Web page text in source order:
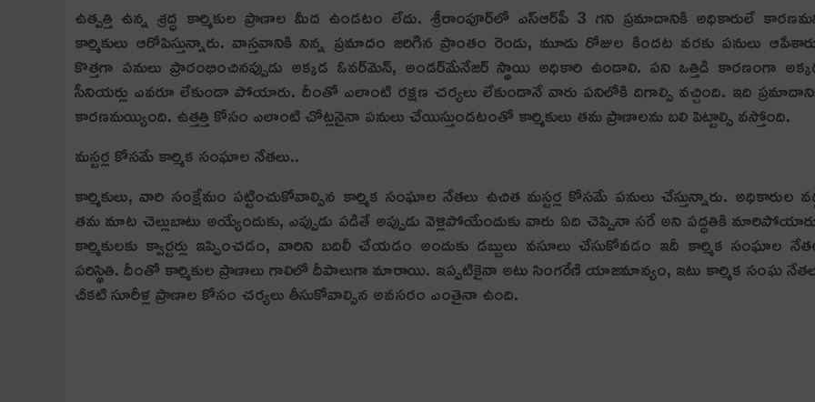
ఉత్ప‌త్తి ఉన్న శ్ర‌ద్ధ కార్మికుల ప్రాణాల మీద ఉండ‌టం లేదు. శ్రీ‌రాంపూర్‌లో ఎస్ఆర్‌పీ 3 గ‌ని ప్ర‌మాదానికి అధికారులే
కార్మికులు ఆరోపిస్తున్నారు. వాస్త‌వానికి నిన్న ప్ర‌మాదం జ‌రిగిన ప్రాంతం రెండు, మూడు రోజుల కింద‌ట వ‌ర‌కు ప‌నులు
కొత్త‌గా ప‌నులు ప్రారంభించిన‌ప్పుడు అక్క‌డ ఓవ‌ర్‌మెన్‌, అండ‌ర్‌మేనేజ‌ర్ స్థాయి అధికారి ఉండాలి. ప‌ని ఒత్తిడి కార‌ణంగా
సీనియ‌ర్లు ఎవ‌రూ లేకుండా పోయారు. దీంతో ఎలాంటి ర‌క్ష‌ణ చ‌ర్య‌లు లేకుండానే వారు ప‌నిలోకి దిగాల్సి వ‌చ్చింది. ఇది
కార‌ణ‌మ‌య్యింది. ఉత్త‌త్తి కోసం ఎలాంటి చోట్ల‌నైనా ప‌నులు చేయిస్తుండ‌టంతో కార్మికులు త‌మ ప్రాణాల‌ను బ‌లి పెట్టాల్సి వ‌స్తోంది.
మ‌స్ట‌ర్ల కోసమే కార్మిక సంఘాల నేత‌లు..
కార్మికులు, వారి సంక్షేమం ప‌ట్టించుకోవాల్సిన కార్మిక సంఘాల నేత‌లు ఉచిత మ‌స్ట‌ర్ల కోస‌మే ప‌నులు చేస్తున్నారు. అధికారుల
త‌మ మాట చెల్లుబాటు అయ్యేందుకు, ఎప్పుడు ప‌డితే అప్పుడు వెళ్లిపోయేందుకు వారు ఏది చెప్పినా స‌రే అని ప‌ద్ద‌తికి
కార్మికుల‌కు క్వార్ట‌ర్లు ఇప్పించ‌డం, వారిని బ‌దిలీ చేయ‌డం అందుకు డ‌బ్బులు వ‌సూలు చేసుకోవ‌డం ఇదీ కార్మిక సంఘాల
ప‌రిస్థితి. దీంతో కార్మికుల ప్రాణాలు గాలిలో దీపాలుగా మారాయి. ఇప్ప‌టికైనా అటు సింగ‌రేణి యాజ‌మాన్యం, ఇటు కార్మిక సంఘ
చీక‌టి సూరీళ్ల ప్రాణాల కోసం చ‌ర్య‌లు తీసుకోవాల్సిన అవ‌సరం ఎంతైనా ఉంది.